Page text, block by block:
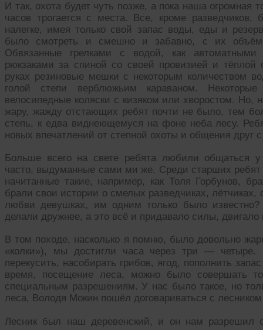
И так, охота будет чуть позже, а пока наша огромная
часов трогается с места. Все, кроме
налегке, имея только свой запас воды, еды и
было смотреть и смешно и забавно, с их
Обвязанные грелками с водой, как
рюкзаками за спиной со своей провизией и тёплой
руках резиновые мешки с некоторым количеством
голой степи верблюжьим караваном.
велосипедные коляски с кизяком или хворостом. Но,
жару, жажду отстающих ребят почти не было, тем
степь, к едва виднеющемуся на фоне неба лесу.
новых впечатлений от степной охоты и общения друг
Больше всего на свете ребята любили общаться
часто, выдуманные сами ми же. Среди старших
начитанные такие, например, как Толя Горбунов,
брали свои истории о смелых разведчиках, лётчиках,
любви девушках, им одним только было
делали дружнее, а это всё и придавало силы, двигало
В том походе, насколько я помню, было довольно
«колки»), мы достигли часа через три — четыре.
перекусить, насобирать грибов, ягод, пополнить
время, посещение леса, можно было совершать
специальным разрешениям. У нас было такое, но
леса, Володя Мокин пошёл договариваться с
Лесник был наш деревенский, и он нам разрешил